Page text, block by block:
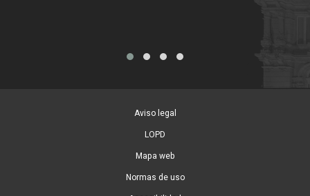
Aviso legal
LOPD
Mapa web
Normas de uso